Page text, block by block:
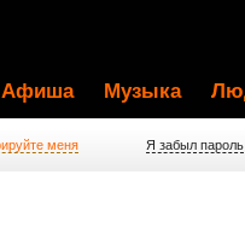
Афиша Музыка
меня Я забыл пароль